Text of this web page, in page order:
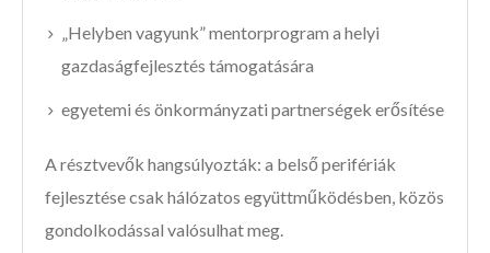
„Helyben vagyunk” mentorprogram a helyi
gazdaságfejlesztés támogatására
egyetemi és önkormányzati partnerségek erősítése
A résztvevők hangsúlyozták: a belső perifériák
fejlesztése csak hálózatos együttműködésben, közös
gondolkodással valósulhat meg.